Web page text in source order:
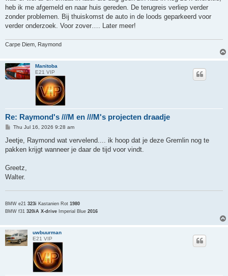
heb ik me afgemeld en naar huis gereden. De terugreis verliep verder
zonder problemen. Bij thuiskomst de auto in de loods geparkeerd voor
verder onderzoek. Voor zover…. Later meer!
Carpe Diem, Raymond
Manitoba
E21 VIP
Re: Raymond's ///M en ///M's projecten draadje
P
s
Thu Jul 16, 2026 9:28 am
Jeetje, Raymond wat vervelend.... ik hoop dat je deze Gremlin nog te
pakken krijgt wanneer je daar de tijd voor vindt.
Greetz,
Walter.
BMW e21 323i Kastanien Rot 1980
BMW f31 320iA X-drive Imperial Blue 2016
uwbuurman
E21 VIP